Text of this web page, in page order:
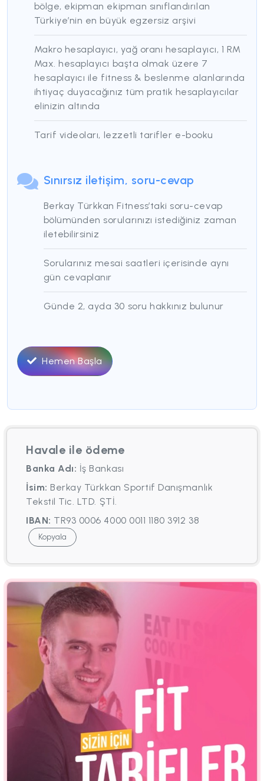
bölge, ekipman ekipman sınıflandırılan
Türkiye’nin en büyük egzersiz arşivi
Makro hesaplayıcı, yağ oranı hesaplayıcı, 1 RM
Max. hesaplayıcı başta olmak üzere 7
hesaplayıcı ile fitness & beslenme alanlarında
ihtiyaç duyacağınız tüm pratik hesaplayıcılar
elinizin altında
Tarif videoları, lezzetli tarifler e-booku
Sınırsız iletişim, soru-cevap
Berkay Türkkan Fitness’taki soru-cevap
bölümünden sorularınızı istediğiniz zaman
iletebilirsiniz
Sorularınız mesai saatleri içerisinde aynı
gün cevaplanır
Günde 2, ayda 30 soru hakkınız bulunur
Hemen Başla
Havale ile ödeme
Banka Adı: İş Bankası
İsim: Berkay Türkkan Sportif Danışmanlık
Tekstil Tic. LTD. ŞTİ.
IBAN: TR93 0006 4000 0011 1180 3912 38
Kopyala